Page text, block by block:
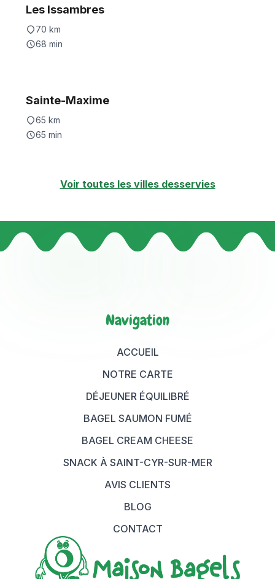
Les Issambres
70 km
68 min
Sainte-Maxime
65 km
65 min
Voir toutes les villes desservies
Navigation
ACCUEIL
NOTRE CARTE
DÉJEUNER ÉQUILIBRÉ
BAGEL SAUMON FUMÉ
BAGEL CREAM CHEESE
SNACK À SAINT-CYR-SUR-MER
AVIS CLIENTS
BLOG
CONTACT